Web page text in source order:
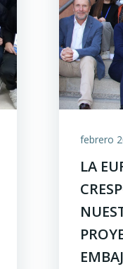
febrero
LA